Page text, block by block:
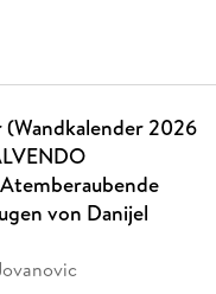
(Wandkalender 2026
von Danijel